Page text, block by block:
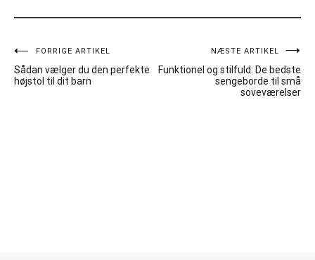
Indlægsnavigation
FORRIGE ARTIKEL
Sådan vælger du den perfekte
højstol til dit barn
NÆSTE ARTIKEL
Funktionel og stilfuld: De bedste
sengeborde til små
soveværelser